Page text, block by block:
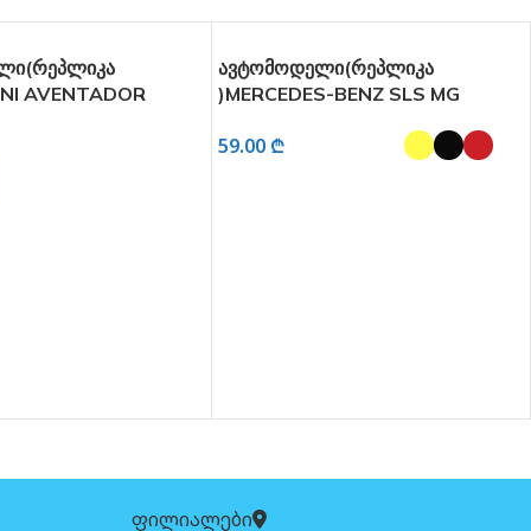
AVENTADOR
ᲓᲐᲛᲐᲢᲔᲑᲐ
ავტომოდელი(რეპლიკა
)MERCEDES-BENZ SLS MG
59.00 ₾
ფილიალები